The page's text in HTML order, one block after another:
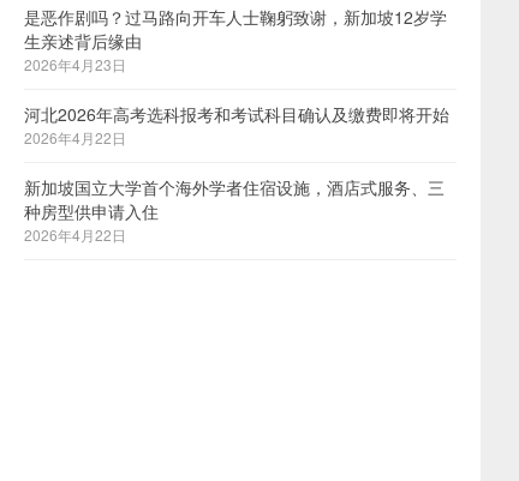
是恶作剧吗？过马路向开车人士鞠躬致谢，新加坡12岁学
生亲述背后缘由
2026年4月23日
河北2026年高考选科报考和考试科目确认及缴费即将开始
2026年4月22日
新加坡国立大学首个海外学者住宿设施，酒店式服务、三
种房型供申请入住
2026年4月22日